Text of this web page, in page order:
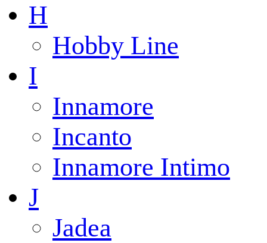
H
Hobby Line
I
Innamore
Incanto
Innamore Intimo
J
Jadea